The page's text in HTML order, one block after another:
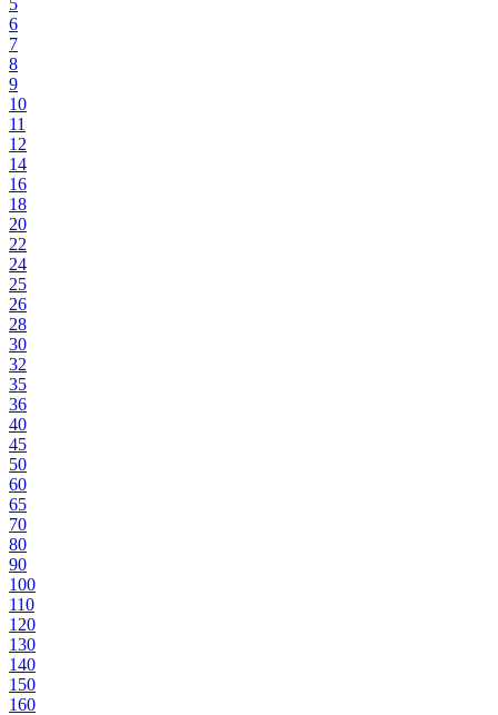
5
6
7
8
9
10
11
12
14
16
18
20
22
24
25
26
28
30
32
35
36
40
45
50
60
65
70
80
90
100
110
120
130
140
150
160